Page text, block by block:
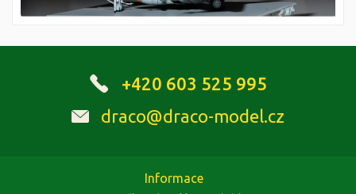
+420 603 525 995
draco@draco-model.cz
Informace